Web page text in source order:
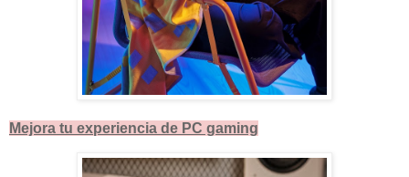
Mejora tu experiencia de PC gaming